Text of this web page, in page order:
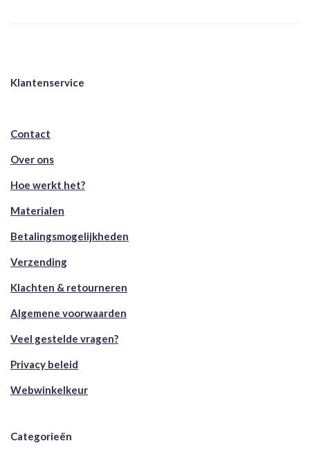
Klantenservice
Contact
Over ons
Hoe werkt het?
Materialen
Betalingsmogelijkheden
Verzending
Klachten & retourneren
Algemene voorwaarden
Veel gestelde vragen?
Privacy beleid
Webwinkelkeur
Categorieën